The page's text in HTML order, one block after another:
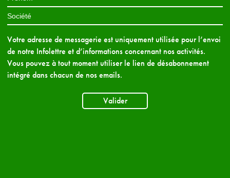
Votre adresse de messagerie est uniquement utilisée pour l’envoi
de notre Infolettre et d’informations concernant nos activités.
Vous pouvez à tout moment utiliser le lien de désabonnement
intégré dans chacun de nos emails.